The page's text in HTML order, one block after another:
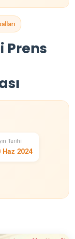
Prens
Tarihi
Haz 2024